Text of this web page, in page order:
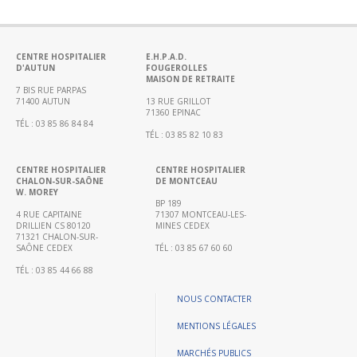
de
–
Recherche
clinique
du
CHWM
Continue
Certification
HAS
Démarche
Qualité
CENTRE HOSPITALIER
D'AUTUN
7 BIS RUE PARPAS
71400 AUTUN
TÉL : 03 85 86 84 84
E.H.P.A.D.
FOUGEROLLES
MAISON DE RETRAITE
13 RUE GRILLOT
71360 EPINAC
TÉL : 03 85 82 10 83
CENTRE HOSPITALIER
CHALON-SUR-SAÔNE
W. MOREY
4 RUE CAPITAINE
DRILLIEN CS 80120
71321 CHALON-SUR-
SAÔNE CEDEX
TÉL : 03 85 44 66 88
CENTRE HOSPITALIER
DE MONTCEAU
BP 189
71307 MONTCEAU-LES-
MINES CEDEX
TÉL : 03 85 67 60 60
NOUS CONTACTER
MENTIONS LÉGALES
MARCHÉS PUBLICS